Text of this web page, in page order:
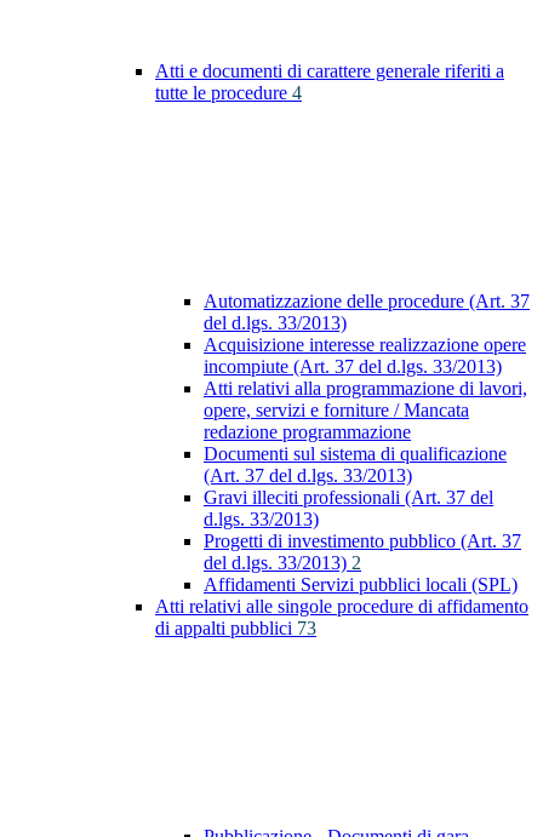
Atti e documenti di carattere generale riferiti a
tutte le procedure 4
Automatizzazione delle procedure (Art. 37
del d.lgs. 33/2013)
Acquisizione interesse realizzazione opere
incompiute (Art. 37 del d.lgs. 33/2013)
Atti relativi alla programmazione di lavori,
opere, servizi e forniture / Mancata
redazione programmazione
Documenti sul sistema di qualificazione
(Art. 37 del d.lgs. 33/2013)
Gravi illeciti professionali (Art. 37 del
d.lgs. 33/2013)
Progetti di investimento pubblico (Art. 37
del d.lgs. 33/2013) 2
Affidamenti Servizi pubblici locali (SPL)
Atti relativi alle singole procedure di affidamento
di appalti pubblici 73